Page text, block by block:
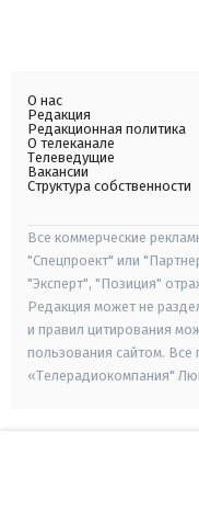
О нас
Редакция
Редакционная политика
О телеканале
Телеведущие
Вакансии
Структура собственности
Все коммерческие
"Спецпроект" или
"Эксперт", "Позиция"
Редакция может не
и правил цитирования
пользования сайтом.
«Телерадиокомпания"